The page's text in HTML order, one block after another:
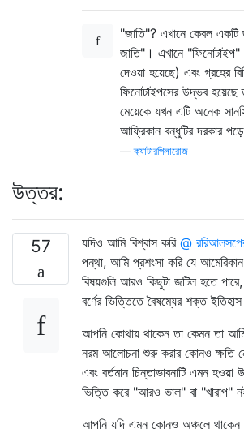
"জাতি"? এখানে কেবল একটি
জাতি"। এখানে "ফিনোটাইপ"
দেওয়া হয়েছে) এবং গ্রহের
ফিনোটাইপসের উদ্ভব
মেয়েকে যখন এটি অনেক
আফ্রিকান বন্ধুটির দরকার
—ক্যাটারপিলারোজ
উত্তর:
57 যদিও আমি বিশ্বাস করি @
পন্থা, আমি প্রশংসা করি যে
বিষয়গুলি আরও কিছুটা জটিল হতে
বর্ণের ভিত্তিতে বৈষম্যের শক্ত
আপনি কোথায় থাকেন তা কেমন তা
নরম আলোচনা শুরু করার কোনও ক্ষতি
এবং বর্তমান চিন্তাভাবনাটি এমন
ভিত্তি করে "আরও ভাল" বা "খারাপ"
আপনি যদি এমন কোনও অঞ্চলে থাকেন